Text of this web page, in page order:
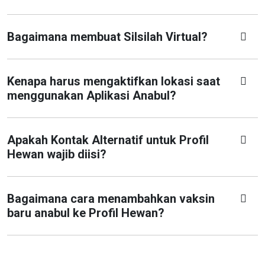
Bagaimana membuat Silsilah Virtual?
Kenapa harus mengaktifkan lokasi saat
menggunakan Aplikasi Anabul?
Apakah Kontak Alternatif untuk Profil
Hewan wajib diisi?
Bagaimana cara menambahkan vaksin
baru anabul ke Profil Hewan?